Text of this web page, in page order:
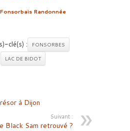
Randonnée
clé(s) :
FONSORBES
LAC DE BIDOT
à Dijon
Suivant :
Black Sam retrouvé ?